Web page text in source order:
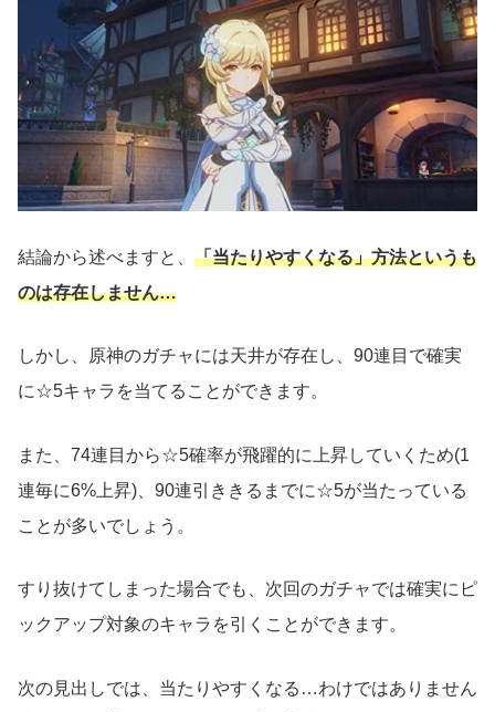
結論から述べますと、 「当たりやすくなる」方法というも
のは存在しません…
しかし、原神のガチャには天井が存在し、90連目で確実
に☆5キャラを当てることができます。
また、74連目から☆5確率が飛躍的に上昇していくため(1
連毎に6%上昇)、90連引ききるまでに☆5が当たっている
ことが多いでしょう。
すり抜けてしまった場合でも、次回のガチャでは確実にピ
ックアップ対象のキャラを引くことができます。
次の見出しでは、当たりやすくなる…わけではありません